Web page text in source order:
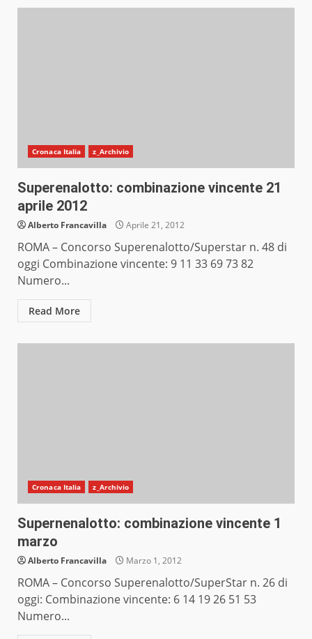
Cronaca Italia z_Archivio
Superenalotto: combinazione vincente 21
aprile 2012
Alberto Francavilla Aprile 21, 2012
ROMA – Concorso Superenalotto/Superstar n. 48 di
oggi Combinazione vincente: 9 11 33 69 73 82
Numero...
Read More
Cronaca Italia z_Archivio
Supernenalotto: combinazione vincente 1
marzo
Alberto Francavilla Marzo 1, 2012
ROMA – Concorso Superenalotto/SuperStar n. 26 di
oggi: Combinazione vincente: 6 14 19 26 51 53
Numero...